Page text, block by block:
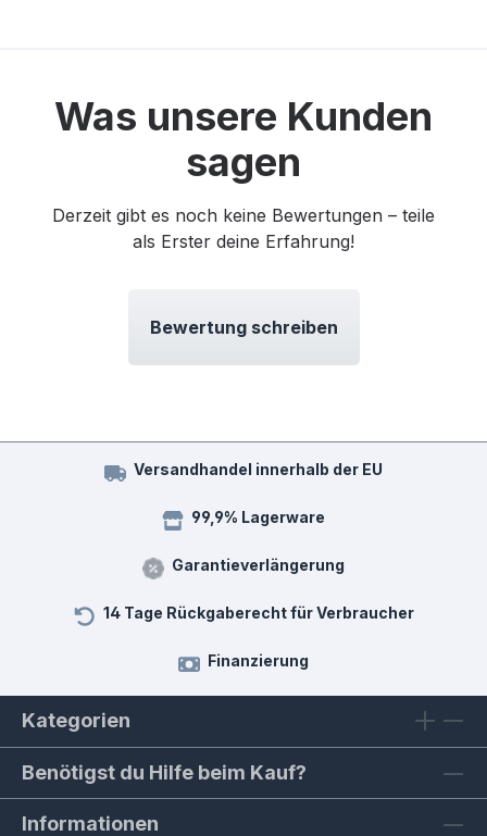
Was unsere Kunden
sagen
Derzeit gibt es noch keine Bewertungen – teile
als Erster deine Erfahrung!
Bewertung schreiben
Versandhandel innerhalb der EU
99,9% Lagerware
Garantieverlängerung
14 Tage Rückgaberecht für Verbraucher
Finanzierung
Kategorien
Benötigst du Hilfe beim Kauf?
Informationen